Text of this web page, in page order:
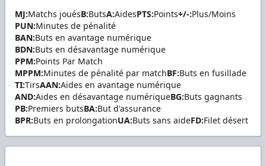
MJ:Matchs jouésB:ButsA:AidesPTS:Points+/-:Plus/Moins
PUN:Minutes de pénalité
BAN:Buts en avantage numérique
BDN:Buts en désavantage numérique
PPM:Points Par Match
MPPM:Minutes de pénalité par matchBF:Buts en fusillade
TI:TirsAAN:Aides en avantage numérique
AND:Aides en désavantage numériqueBG:Buts gagnants
PB:Premiers butsBA:But d'assurance
BPR:Buts en prolongationUA:Buts sans aideFD:Filet désert